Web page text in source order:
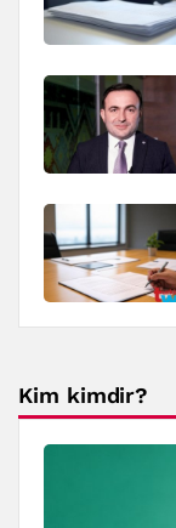
Kim kimdir?